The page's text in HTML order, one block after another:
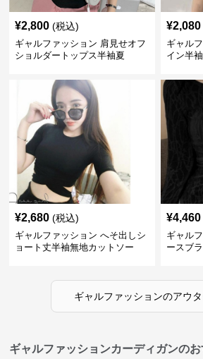
¥2,800 (税込)
ギャルファッション 肩見せオフ
ショルダートップス半袖夏
¥2,080
ギャル
イン半
¥2,680 (税込)
ギャルファッション へそ出しシ
ョート丈半袖無地カットソー
¥4,460
ギャル
ースブ
ギャルファッションのアウ
ギャルファッションカーディガンの